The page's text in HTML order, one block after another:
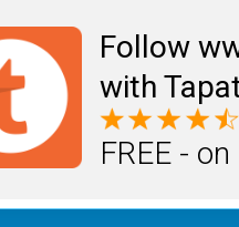
Follow
with
FREE -